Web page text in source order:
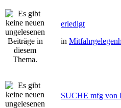
erledigt
in
SUCHE mfg von